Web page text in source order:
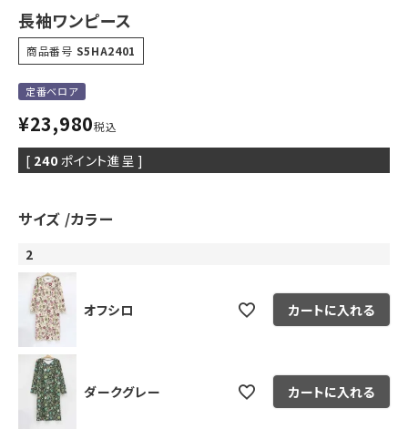
長袖ワンピース
商品番号 S5HA2401
定番ベロア
¥23,980税込
[ 240 ポイント進呈 ]
サイズ カラー
2
オフシロ カートに入れる
ダークグレー カートに入れる